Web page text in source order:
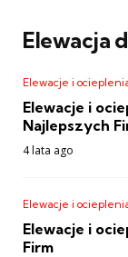
Elewacja
Elewacje i
Elewacje i
Najlepszych
4 lata ago
Elewacje i
Elewacje i
Firm